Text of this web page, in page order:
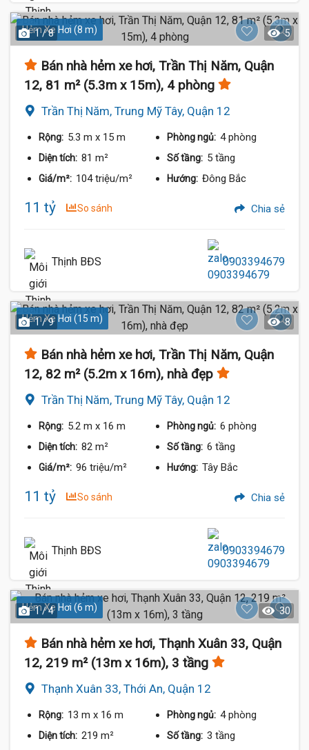
Hẻm Xe Hơi (8 m)
1 / 8 5
Bán nhà hẻm xe hơi, Trần Thị Năm, Quận
12, 81 m² (5.3m x 15m), 4 phòng
Trần Thị Năm, Trung Mỹ Tây, Quận 12
Rộng: 5.3 m x 15 m Phòng ngủ: 4 phòng
Diện tích: 81 m² Số tầng: 5 tầng
Giá/m²: 104 triệu/m² Hướng: Đông Bắc
11 tỷ So sánh Chia sẻ
Thịnh BĐS 0903394679
Hẻm Xe Hơi (15 m)
1 / 9 8
Bán nhà hẻm xe hơi, Trần Thị Năm, Quận
12, 82 m² (5.2m x 16m), nhà đẹp
Trần Thị Năm, Trung Mỹ Tây, Quận 12
Rộng: 5.2 m x 16 m Phòng ngủ: 6 phòng
Diện tích: 82 m² Số tầng: 6 tầng
Giá/m²: 96 triệu/m² Hướng: Tây Bắc
11 tỷ So sánh Chia sẻ
Thịnh BĐS 0903394679
Hẻm Xe Hơi (6 m)
1 / 4 30
Bán nhà hẻm xe hơi, Thạnh Xuân 33, Quận
12, 219 m² (13m x 16m), 3 tầng
Thạnh Xuân 33, Thới An, Quận 12
Rộng: 13 m x 16 m Phòng ngủ: 4 phòng
Diện tích: 219 m² Số tầng: 3 tầng